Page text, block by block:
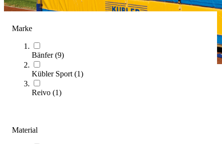
Marke
Bänfer(9)
Kübler Sport (1)
Reivo (1)
Material
Hochsprungmatten
Entdecken Sie, wie Sie die ideale Hochsprungmatte für Ihre